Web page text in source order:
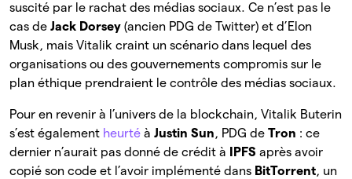
suscité par le rachat des médias sociaux. Ce n’est pas le
cas de Jack Dorsey (ancien PDG de Twitter) et d’Elon
Musk, mais Vitalik craint un scénario dans lequel des
organisations ou des gouvernements compromis sur le
plan éthique prendraient le contrôle des médias sociaux.
Pour en revenir à l’univers de la blockchain, Vitalik Buterin
s’est également heurté à Justin Sun, PDG de Tron : ce
dernier n’aurait pas donné de crédit à
IPFS après avoir
copié son code et l’avoir implémenté dans BitTorrent, un